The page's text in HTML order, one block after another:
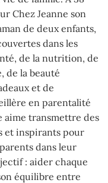
Chez Jeanne son
de deux enfants,
dans les
de la nutrition, de
de la beauté
et de
en parentalité
aime transmettre des
et inspirants pour
dans leur
: aider chaque
équilibre entre